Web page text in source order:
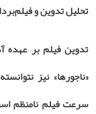
تحلیل تدوین و
تدوین فیلم بر عهده
«ناجورها» نیز
سرعت فیلم نامنظم